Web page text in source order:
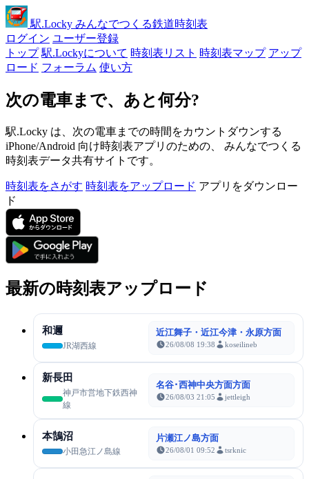
駅.Locky みんなでつくる鉄道時刻表
ログイン ユーザー登録
トップ 駅.Lockyについて 時刻表リスト 時刻表マップ アップ
ロード フォーラム 使い方
次の電車まで、あと何分?
駅.Locky は、次の電車までの時間をカウントダウンする
iPhone/Android 向け時刻表アプリのための、 みんなでつくる
時刻表データ共有サイトです。
時刻表をさがす 時刻表をアップロード アプリをダウンロー
ド
最新の時刻表アップロード
和邇
JR湖西線
近江舞子・近江今津・永原方面
26/08/08 19:38 koseilineb
新長田
神戸市営地下鉄西神
線
名谷･西神中央方面方面
26/08/03 21:05 jettleigh
本鵠沼
小田急江ノ島線
片瀬江ノ島方面
26/08/01 09:52 tsrknic